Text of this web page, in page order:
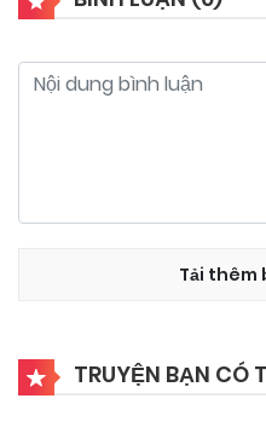
Tải thêm
TRUYỆN BẠN CÓ